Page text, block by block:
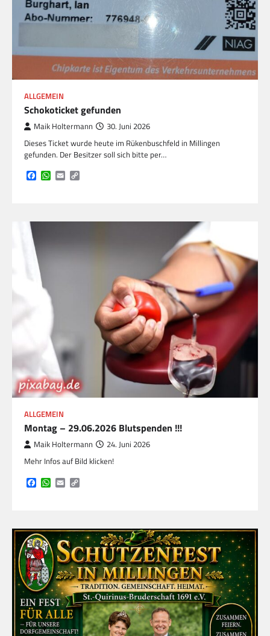
ALLGEMEIN
Schokoticket gefunden
Maik Holtermann 30. Juni 2026
Dieses Ticket wurde heute im Rükenbuschfeld in Millingen
gefunden. Der Besitzer soll sich bitte per…
Facebook
WhatsApp
Email
ALLGEMEIN
Montag – 29.06.2026 Blutspenden !!!
Maik Holtermann 24. Juni 2026
Mehr Infos auf Bild klicken!
Facebook
WhatsApp
Email